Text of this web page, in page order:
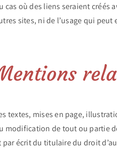
cas où des liens seraient créés
sites, ni de l’usage qui peut
textes, mises en page,
modification de tout ou partie
par écrit du titulaire du droit